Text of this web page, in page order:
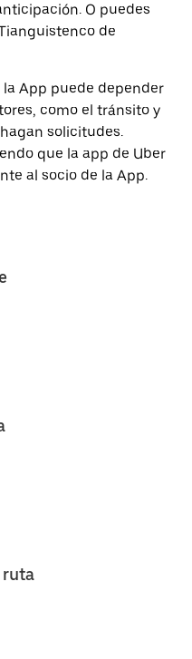
O puedes
de
App puede depender
como el tránsito y
solicitudes.
que la app de Uber
al socio de la App.
ruta